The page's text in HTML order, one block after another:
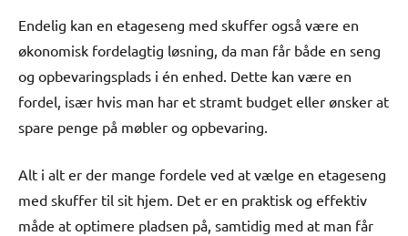
Endelig kan en etageseng med skuffer også være en
økonomisk fordelagtig løsning, da man får både en seng
og opbevaringsplads i én enhed. Dette kan være en
fordel, især hvis man har et stramt budget eller ønsker at
spare penge på møbler og opbevaring.
Alt i alt er der mange fordele ved at vælge en etageseng
med skuffer til sit hjem. Det er en praktisk og effektiv
måde at optimere pladsen på, samtidig med at man får